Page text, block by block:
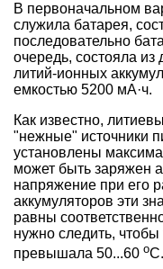
В первоначальном
служила батарея,
последовательно
очередь, состояла
литий-ионных
емкостью 5200 мА·ч.
Как известно,
"нежные" источники
установлены
может быть заряжен
напряжение при его
аккумуляторов эти
равны
нужно следить,
превышала 50...60 оС.